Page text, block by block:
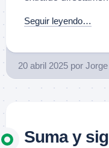
Seguir leyendo…
20 abril 2025 por
Suma y